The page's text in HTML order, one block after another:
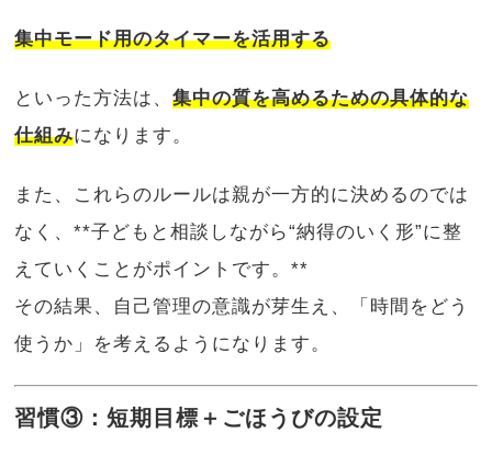
集中モード用のタイマーを活用する
といった方法は、集中の質を高めるための具体的な
仕組みになります。
また、これらのルールは親が一方的に決めるのでは
なく、**子どもと相談しながら“納得のいく形”に整
えていくことがポイントです。**
その結果、自己管理の意識が芽生え、「時間をどう
使うか」を考えるようになります。
習慣③：短期目標＋ごほうびの設定